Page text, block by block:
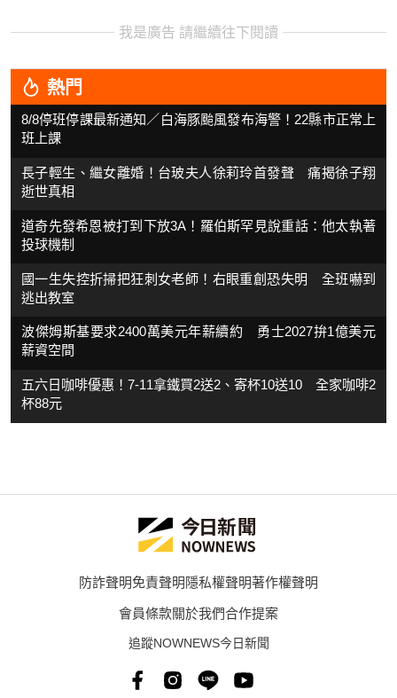
我是廣告 請繼續往下閱讀
熱門
8/8停班停課最新通知／白海豚颱風發布海警！22縣市正常上
班上課
長子輕生、繼女離婚！台玻夫人徐莉玲首發聲 痛揭徐子翔
逝世真相
道奇先發希恩被打到下放3A！羅伯斯罕見說重話：他太執著
投球機制
國一生失控折掃把狂刺女老師！右眼重創恐失明 全班嚇到
逃出教室
波傑姆斯基要求2400萬美元年薪續約 勇士2027拚1億美元
薪資空間
五六日咖啡優惠！7-11拿鐵買2送2、寄杯10送10 全家咖啡2
杯88元
防詐聲明免責聲明隱私權聲明著作權聲明
會員條款關於我們合作提案
追蹤NOWNEWS今日新聞